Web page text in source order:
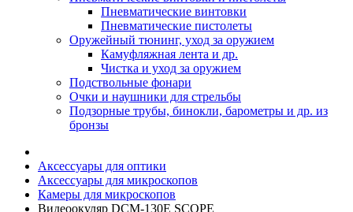
Пневматические винтовки
Пневматические пистолеты
Оружейный тюнинг, уход за оружием
Камуфляжная лента и др.
Чистка и уход за оружием
Подствольные фонари
Очки и наушники для стрельбы
Подзорные трубы, бинокли, барометры и др. из
бронзы
Аксессуары для оптики
Аксессуары для микроскопов
Камеры для микроскопов
Видеоокуляр DCM-130E SCOPE